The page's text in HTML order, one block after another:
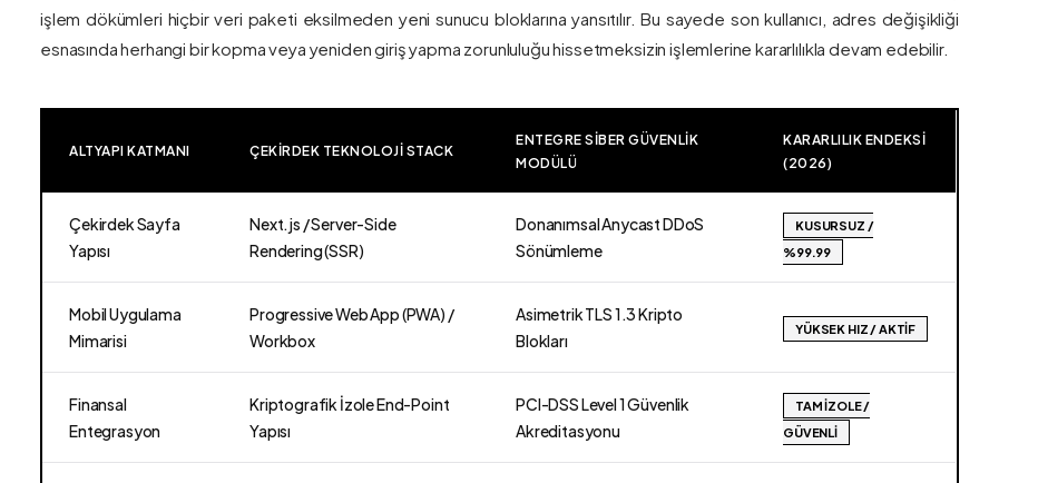
işlem dökümleri hiçbir veri paketi eksilmeden yeni sunucu bloklarına yansıtılır. Bu sayede son kullanıcı, adres değişikliği
esnasında herhangi bir kopma veya yeniden giriş yapma zorunluluğu hissetmeksizin işlemlerine kararlılıkla devam edebilir.
ALTYAPI KATMANI ÇEKIRDEK TEKNOLOJI STACK
ENTEGRE SIBER GÜVENLIK
MODÜLÜ
KARARLILIK ENDEKSI
(2026)
Çekirdek Sayfa
Yapısı
Next.js / Server-Side
Rendering (SSR)
Donanımsal Anycast DDoS
Sönümleme
KUSURSUZ /
%99.99
Mobil Uygulama
Mimarisi
Progressive Web App (PWA) /
Workbox
Asimetrik TLS 1.3 Kripto
Blokları
YÜKSEK HIZ / AKTIF
Finansal
Entegrasyon
Kriptografik İzole End-Point
Yapısı
PCI-DSS Level 1 Güvenlik
Akreditasyonu
TAM İZOLE /
GÜVENLI